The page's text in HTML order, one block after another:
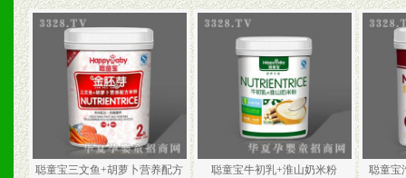
聪童宝三文鱼+胡萝卜营养配方 聪童宝牛初乳+淮山奶米粉 聪童宝